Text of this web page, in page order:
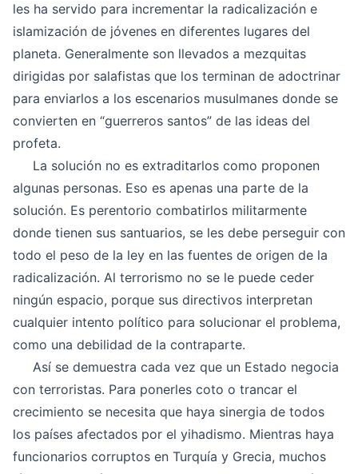
les ha servido para incrementar la radicalización e
islamización de jóvenes en diferentes lugares del
planeta. Generalmente son llevados a mezquitas
dirigidas por salafistas que los terminan de adoctrinar
para enviarlos a los escenarios musulmanes donde se
convierten en “guerreros santos” de las ideas del
profeta.
La solución no es extraditarlos como proponen
algunas personas. Eso es apenas una parte de la
solución. Es perentorio combatirlos militarmente
donde tienen sus santuarios, se les debe perseguir con
todo el peso de la ley en las fuentes de origen de la
radicalización. Al terrorismo no se le puede ceder
ningún espacio, porque sus directivos interpretan
cualquier intento político para solucionar el problema,
como una debilidad de la contraparte.
Así se demuestra cada vez que un Estado negocia
con terroristas. Para ponerles coto o trancar el
crecimiento se necesita que haya sinergia de todos
los países afectados por el yihadismo. Mientras haya
funcionarios corruptos en Turquía y Grecia, muchos